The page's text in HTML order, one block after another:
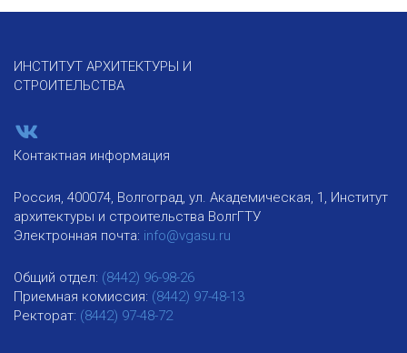
ИНСТИТУТ АРХИТЕКТУРЫ И
СТРОИТЕЛЬСТВА
Контактная информация
Россия, 400074, Волгоград, ул. Академическая, 1, Институт
архитектуры и строительства ВолгГТУ
Электронная почта: info@vgasu.ru
Общий отдел: (8442) 96-98-26
Приемная комиссия: (8442) 97-48-13
Ректорат: (8442) 97-48-72